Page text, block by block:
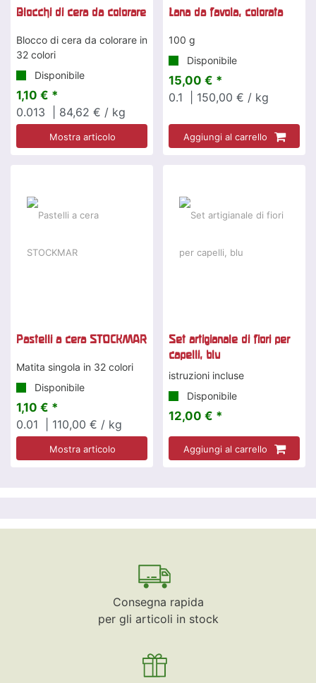
Blocchi di cera da colorare
Blocco di cera da colorare in
32 colori
Disponibile
1,10 € *
0.013
| 84,62 € / kg
Mostra articolo
Lana da favola, colorata
100 g
Disponibile
15,00 € *
0.1
| 150,00 € / kg
Aggiungi al carrello
Pastelli a cera STOCKMAR
Matita singola in 32 colori
Disponibile
1,10 € *
0.01
| 110,00 € / kg
Mostra articolo
Set artigianale di fiori per
capelli, blu
istruzioni incluse
Disponibile
12,00 € *
Aggiungi al carrello
Consegna rapida
per gli articoli in stock